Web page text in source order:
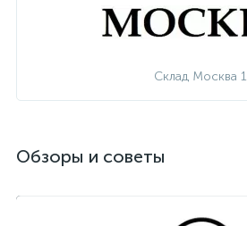
Склад Москва 1
Обзоры и советы